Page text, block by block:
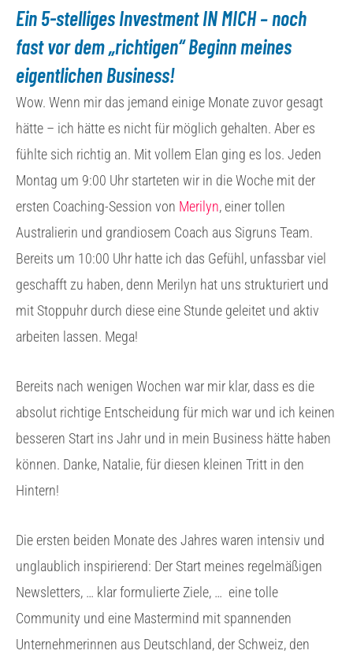
Ein 5-stelliges Investment IN MICH – noch
fast vor dem „richtigen“ Beginn meines
eigentlichen Business!
Wow. Wenn mir das jemand einige Monate zuvor gesagt
hätte – ich hätte es nicht für möglich gehalten. Aber es
fühlte sich richtig an. Mit vollem Elan ging es los. Jeden
Montag um 9:00 Uhr starteten wir in die Woche mit der
ersten Coaching-Session von Merilyn, einer tollen
Australierin und grandiosem Coach aus Sigruns Team.
Bereits um 10:00 Uhr hatte ich das Gefühl, unfassbar viel
geschafft zu haben, denn Merilyn hat uns strukturiert und
mit Stoppuhr durch diese eine Stunde geleitet und aktiv
arbeiten lassen. Mega!
Bereits nach wenigen Wochen war mir klar, dass es die
absolut richtige Entscheidung für mich war und ich keinen
besseren Start ins Jahr und in mein Business hätte haben
können. Danke, Natalie, für diesen kleinen Tritt in den
Hintern!
Die ersten beiden Monate des Jahres waren intensiv und
unglaublich inspirierend: Der Start meines regelmäßigen
Newsletters, … klar formulierte Ziele, … eine tolle
Community und eine Mastermind mit spannenden
Unternehmerinnen aus Deutschland, der Schweiz, den